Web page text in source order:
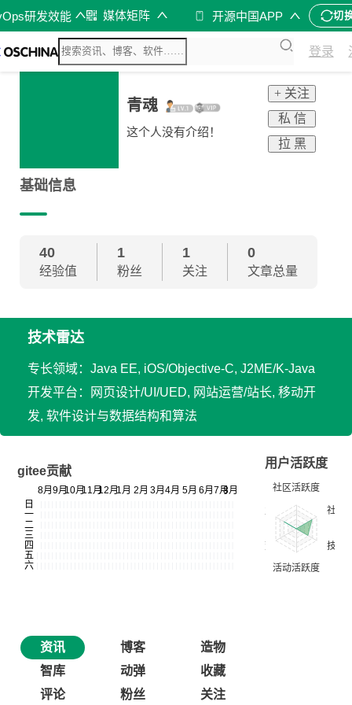
研发效能 媒体矩阵 开源中国APP 切
登录
青魂
这个人没有介绍！
+ 关注
私 信
拉 黑
基础信息
40
经验值
1
粉丝
1
关注
0
文章总量
技术雷达
专长领域：Java EE, iOS/Objective-C, J2ME/K-Java
开发平台：网页设计/UI/UED, 网站运营/站长, 移动开
发, 软件设计与数据结构和算法
gitee贡献
用户活跃度
资讯 博客
造物
智库
动弹
收藏
评论
粉丝 关注